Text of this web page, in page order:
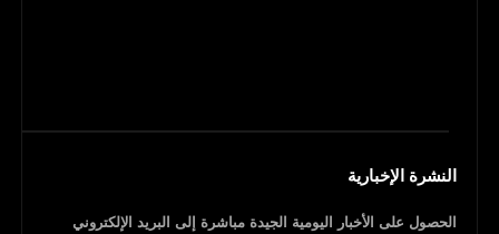
النشرة الإخبارية
الحصول على الأخبار اليومية الجيدة مباشرة إلى البريد الإلكتروني